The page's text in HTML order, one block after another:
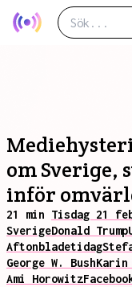
om Sverige,
inför
21 min Tisdag 21
SverigeDonald Trump
Aftonbladetidag
George W. BushKarin
Ami Horowitz